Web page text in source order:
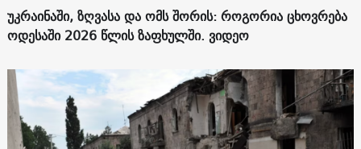
უკრაინაში, ზღვასა და ომს შორის: როგორია ცხოვრება
ოდესაში 2026 წლის ზაფხულში. ვიდეო